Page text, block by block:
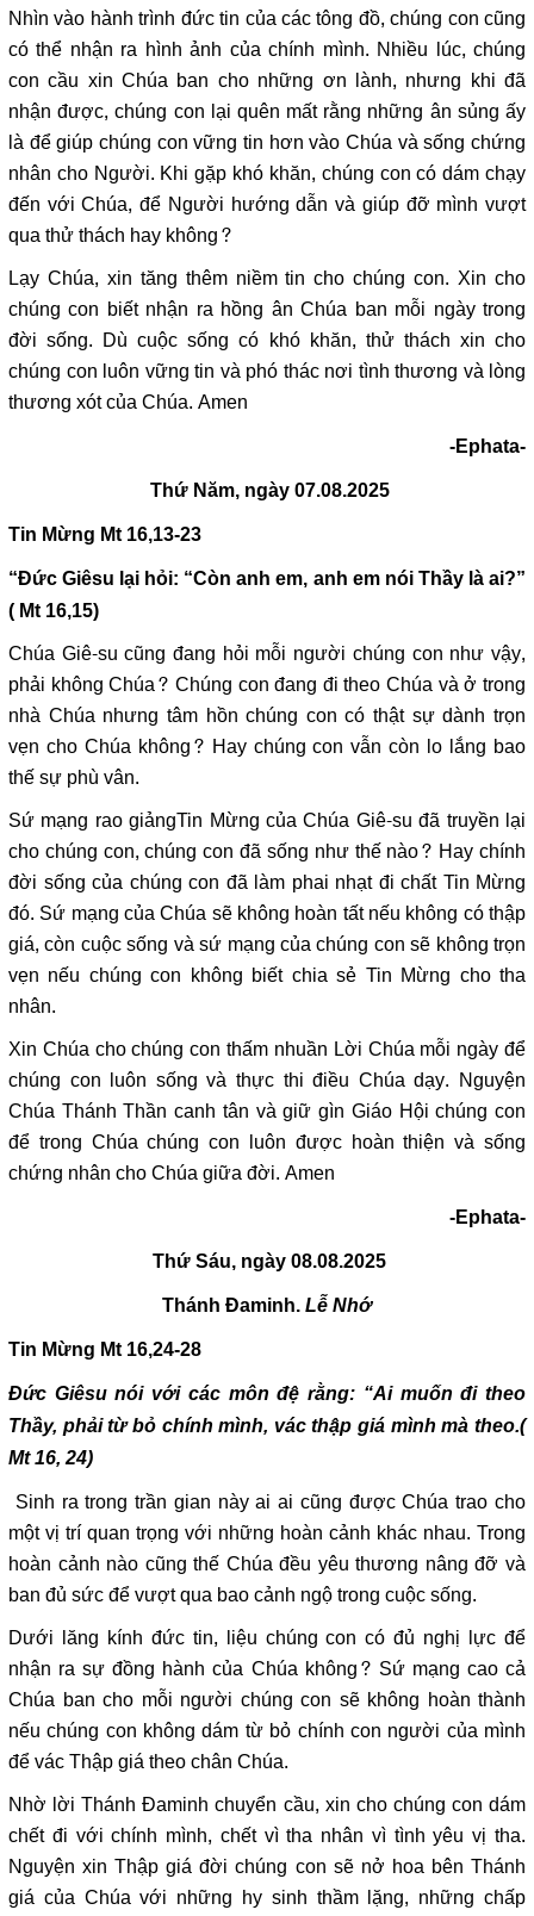
Nhìn vào hành trình đức tin của các tông đồ, chúng con cũng
có thể nhận ra hình ảnh của chính mình. Nhiều lúc, chúng
con cầu xin Chúa ban cho những ơn lành, nhưng khi đã
nhận được, chúng con lại quên mất rằng những ân sủng ấy
là để giúp chúng con vững tin hơn vào Chúa và sống chứng
nhân cho Người. Khi gặp khó khăn, chúng con có dám chạy
đến với Chúa, để Người hướng dẫn và giúp đỡ mình vượt
qua thử thách hay không?
Lạy Chúa, xin tăng thêm niềm tin cho chúng con. Xin cho
chúng con biết nhận ra hồng ân Chúa ban mỗi ngày trong
đời sống. Dù cuộc sống có khó khăn, thử thách xin cho
chúng con luôn vững tin và phó thác nơi tình thương và lòng
thương xót của Chúa. Amen
-Ephata-
Thứ Năm, ngày 07.08.2025
Tin Mừng Mt 16,13-23
“Đức Giêsu lại hỏi: “Còn anh em, anh em nói Thầy là ai?”
( Mt 16,15)
Chúa Giê-su cũng đang hỏi mỗi người chúng con như vậy,
phải không Chúa? Chúng con đang đi theo Chúa và ở trong
nhà Chúa nhưng tâm hồn chúng con có thật sự dành trọn
vẹn cho Chúa không? Hay chúng con vẫn còn lo lắng bao
thế sự phù vân.
Sứ mạng rao giảngTin Mừng của Chúa Giê-su đã truyền lại
cho chúng con, chúng con đã sống như thế nào? Hay chính
đời sống của chúng con đã làm phai nhạt đi chất Tin Mừng
đó. Sứ mạng của Chúa sẽ không hoàn tất nếu không có thập
giá, còn cuộc sống và sứ mạng của chúng con sẽ không trọn
vẹn nếu chúng con không biết chia sẻ Tin Mừng cho tha
nhân.
Xin Chúa cho chúng con thấm nhuần Lời Chúa mỗi ngày để
chúng con luôn sống và thực thi điều Chúa dạy. Nguyện
Chúa Thánh Thần canh tân và giữ gìn Giáo Hội chúng con
để trong Chúa chúng con luôn được hoàn thiện và sống
chứng nhân cho Chúa giữa đời. Amen
-Ephata-
Thứ Sáu, ngày 08.08.2025
Thánh Đaminh. Lễ Nhớ
Tin Mừng Mt 16,24-28
Đức Giêsu nói với các môn đệ rằng: “Ai muốn đi theo
Thầy, phải từ bỏ chính mình, vác thập giá mình mà theo.(
Mt 16, 24)
Sinh ra trong trần gian này ai ai cũng được Chúa trao cho
một vị trí quan trọng với những hoàn cảnh khác nhau. Trong
hoàn cảnh nào cũng thế Chúa đều yêu thương nâng đỡ và
ban đủ sức để vượt qua bao cảnh ngộ trong cuộc sống.
Dưới lăng kính đức tin, liệu chúng con có đủ nghị lực để
nhận ra sự đồng hành của Chúa không? Sứ mạng cao cả
Chúa ban cho mỗi người chúng con sẽ không hoàn thành
nếu chúng con không dám từ bỏ chính con người của mình
để vác Thập giá theo chân Chúa.
Nhờ lời Thánh Đaminh chuyển cầu, xin cho chúng con dám
chết đi với chính mình, chết vì tha nhân vì tình yêu vị tha.
Nguyện xin Thập giá đời chúng con sẽ nở hoa bên Thánh
giá của Chúa với những hy sinh thầm lặng, những chấp